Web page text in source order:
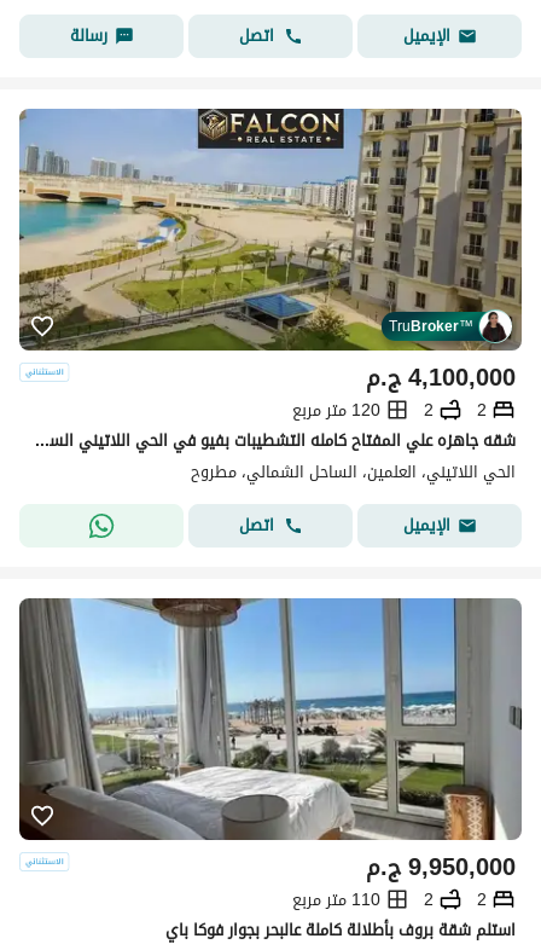
الإيميل
اتصل رسالة
TruBroker™
ج.م4,100,000
2
2
120 متر مربع
شقه جاهزه علي المفتاح كامله التشطيبات بفيو في الحي اللاتيني الساحل الشمالي Latin Quarter Alamein بجوار مارينا و مراسي
الحي اللاتيني، العلمين، الساحل الشمالي، مطروح
الإيميل
اتصل
ج.م9,950,000
2
2
110 متر مربع
استلم شقة بروف بأطلالة كاملة عالبحر بجوار فوكا باي